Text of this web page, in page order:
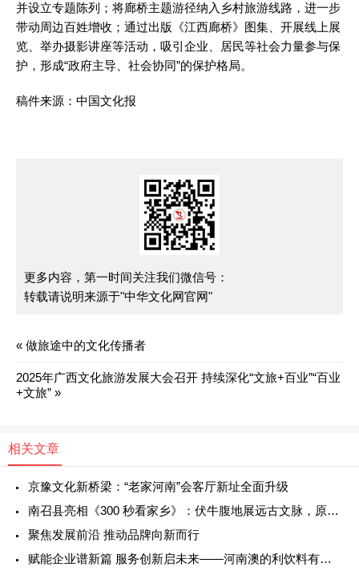
并设立专题陈列；将廊桥主题游径纳入乡村旅游线路，进一步
带动周边百姓增收；通过出版《江西廊桥》图集、开展线上展
览、举办摄影讲座等活动，吸引企业、居民等社会力量参与保
护，形成“政府主导、社会协同”的保护格局。
稿件来源：中国文化报
更多内容，第一时间关注我们微信号：
转载请说明来源于"中华文化网官网"
« 做旅途中的文化传播者
2025年广西文化旅游发展大会召开 持续深化“文旅+百业”“百业
+文旅” »
相关文章
京豫文化新桥梁：“老家河南”会客厅新址全面升级
南召县亮相《300 秒看家乡》：伏牛腹地展远古文脉，原生山水绘发展新篇
聚焦发展前沿 推动品牌向新而行
赋能企业谱新篇 服务创新启未来——河南澳的利饮料有限公司宋总一行到访法治中国警示教育融媒中心